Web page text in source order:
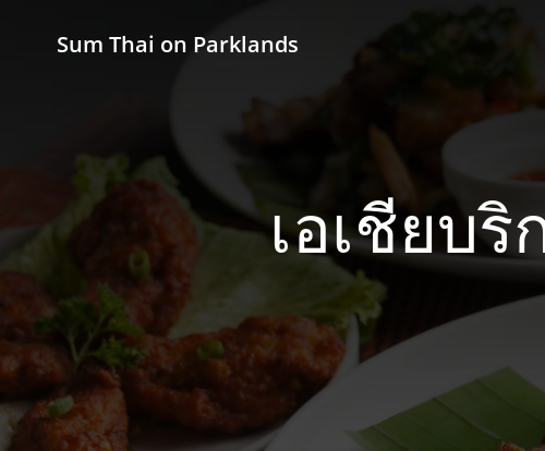
Sum Thai on Parklands
เอเชียบ